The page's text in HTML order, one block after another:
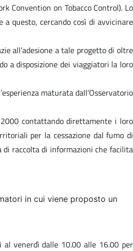
Convention on Tobacco Control). Lo
questo, cercando così di avvicinare
all’adesione a tale progetto di oltre
a disposizione dei viaggiatori la loro
maturata dall’Osservatorio
contattando direttamente i loro
per la cessazione dal fumo di
raccolta di informazioni che facilita
in cui viene proposto un
venerdì dalle 10.00 alle 16.00 per